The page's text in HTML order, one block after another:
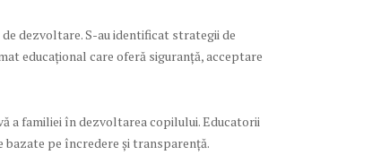
dezvoltare. S-au identificat strategii de
educațional care oferă siguranță, acceptare
a familiei în dezvoltarea copilului. Educatorii
pe încredere și transparență.